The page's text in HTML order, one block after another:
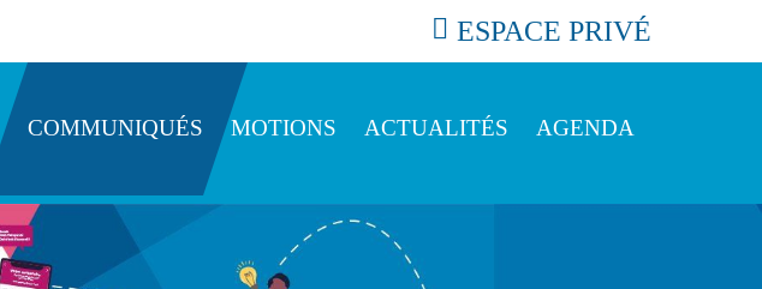
ESPACE PRIVÉ
COMMUNIQUÉS MOTIONS ACTUALITÉS AGENDA